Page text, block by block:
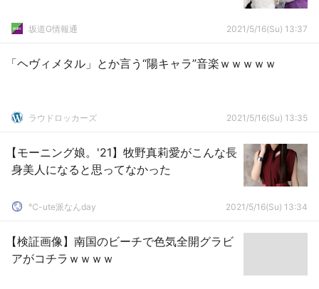
坂道G情報通 2021/5/16(Su) 13:37
「ヘヴィメタル」とか言う“陽キャラ”音楽ｗｗｗｗｗ
ラウドロッカーズ 2021/5/16(Su) 13:35
【モーニング娘。'21】牧野真莉愛がこんな長
身美人になると思ってなかった
℃-ute派なんday 2021/5/16(Su) 13:34
【検証画像】南国のビーチで色気全開グラビ
アがコチラｗｗｗｗ